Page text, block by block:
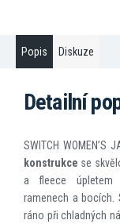
Popis Diskuze
Detailní
SWITCH WOMEN’S
konstrukce se
a fleece úpletem
ramenech a bocích.
ráno při chladných